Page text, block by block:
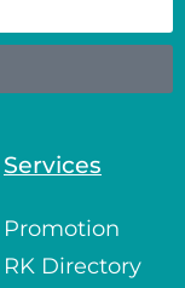
Services
Promotion
RK Directory